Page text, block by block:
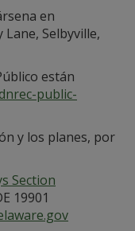
en
Selbyville,
están
public-
y los planes, por
Section
19901